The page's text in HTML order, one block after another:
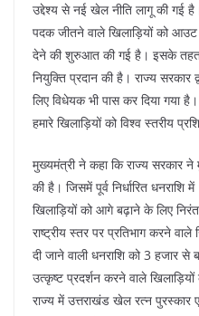
उद्देश्य से नई खेल नीति लागू की गई
पदक जीतने वाले खिलाड़ियों को आउट
देने की शुरुआत की गई है। इसके तहत
नियुक्ति प्रदान की है। राज्य सरकार
लिए विधेयक भी पास कर दिया गया
हमारे खिलाड़ियों को विश्व स्तरीय
मुख्यमंत्री ने कहा कि राज्य सरकार ने
की है। जिसमें पूर्व निर्धारित
खिलाड़ियों को आगे बढ़ाने के लिए
राष्ट्रीय स्तर पर प्रतिभाग करने
दी जाने वाली धनराशि को 3 हजार से
उत्कृष्ट प्रदर्शन करने वाले खिलाड़ियों
राज्य में उत्तराखंड खेल रत्न पुरस्कार